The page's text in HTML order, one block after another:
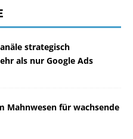
strategisch
als nur Google Ads
Mahnwesen für wachsende